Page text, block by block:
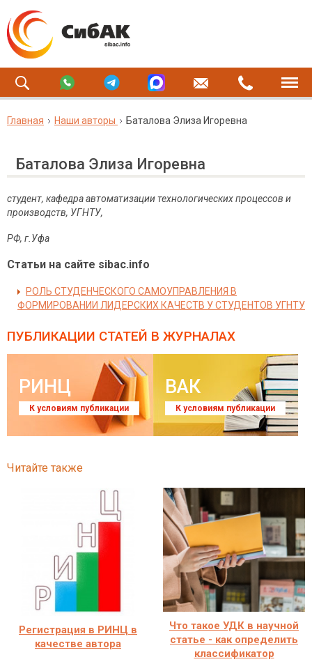
Главная Наши авторы Баталова Элиза Игоревна
Баталова Элиза Игоревна
студент, кафедра автоматизации технологических процессов и
производств, УГНТУ,
РФ, г.Уфа
Статьи на сайте sibac.info
РОЛЬ СТУДЕНЧЕСКОГО САМОУПРАВЛЕНИЯ В
ФОРМИРОВАНИИ ЛИДЕРСКИХ КАЧЕСТВ У СТУДЕНТОВ УГНТУ
ПУБЛИКАЦИИ СТАТЕЙ В ЖУРНАЛАХ
РИНЦ
К условиям публикации
ВАК
К условиям публикации
Читайте также
Регистрация в РИНЦ в
качестве автора
Что такое УДК в научной
статье - как определить
классификатор